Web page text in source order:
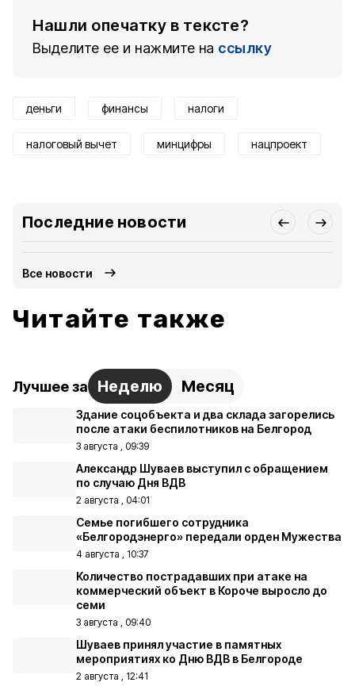
Нашли опечатку в тексте?
Выделите ее и нажмите на ссылку
деньги финансы налоги
налоговый вычет минцифры нацпроект
Последние новости
Все новости
Читайте также
Лучшее за Неделю Месяц
Здание соцобъекта и два склада загорелись
после атаки беспилотников на Белгород
3 августа , 09:39
Александр Шуваев выступил с обращением
по случаю Дня ВДВ
2 августа , 04:01
Семье погибшего сотрудника
«Белгородэнерго» передали орден Мужества
4 августа , 10:37
Количество пострадавших при атаке на
коммерческий объект в Короче выросло до
семи
3 августа , 09:40
Шуваев принял участие в памятных
мероприятиях ко Дню ВДВ в Белгороде
2 августа , 12:41